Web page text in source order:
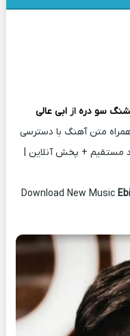
سو دره از ابی عالی
متن آهنگ با دسترسی
مستقیم + پخش آنلاین |
Download New Music